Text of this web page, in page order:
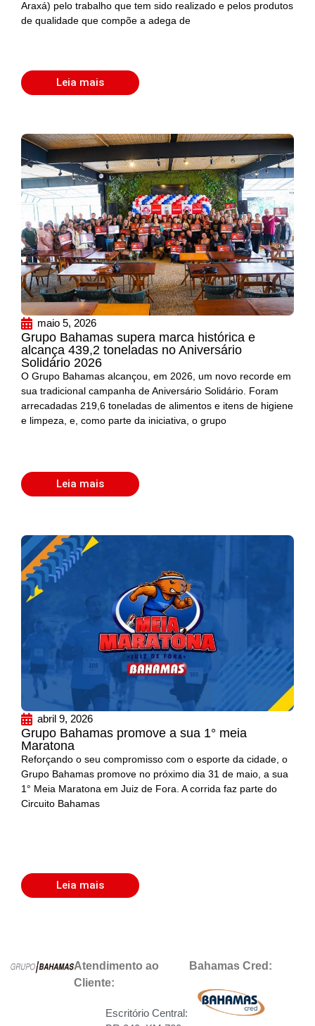
Araxá) pelo trabalho que tem sido realizado e pelos produtos
de qualidade que compõe a adega de
Leia mais
maio 5, 2026
Grupo Bahamas supera marca histórica e
alcança 439,2 toneladas no Aniversário
Solidário 2026
O Grupo Bahamas alcançou, em 2026, um novo recorde em
sua tradicional campanha de Aniversário Solidário. Foram
arrecadadas 219,6 toneladas de alimentos e itens de higiene
e limpeza, e, como parte da iniciativa, o grupo
Leia mais
abril 9, 2026
Grupo Bahamas promove a sua 1° meia
Maratona
Reforçando o seu compromisso com o esporte da cidade, o
Grupo Bahamas promove no próximo dia 31 de maio, a sua
1° Meia Maratona em Juiz de Fora. A corrida faz parte do
Circuito Bahamas
Leia mais
Atendimento ao
Cliente:
Escritório Central:
Bahamas Cred: